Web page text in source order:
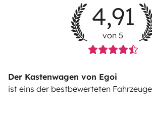
4,91
von 5
Der Kastenwagen von Egoi
ist eins der bestbewerteten